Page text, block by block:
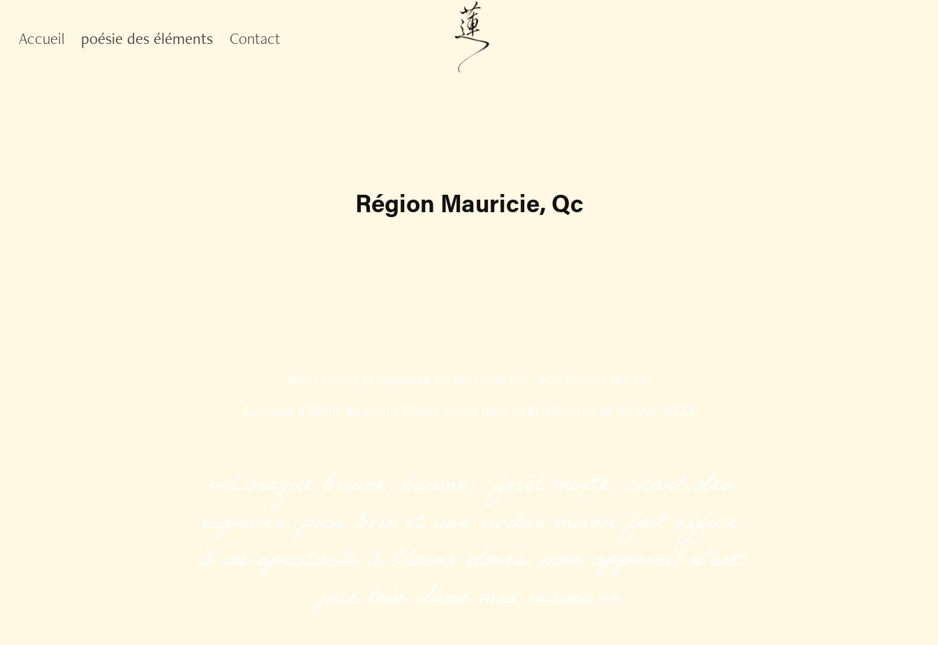
Accueil poésie des éléments Contact
Région Mauricie, Qc
Mes raisons principales de me lever tôt... voir l'heure dorée!
Capturé à 5h40 du matin 10min. avant mon petit déjeuner le 30 Mai 2023
«Lorsque brume, écume, forêt mixte, chant des
rapaces, pics bois et une rivière miroir fait office
à un spectacle à l'heure dorée. mon appareil n'est
pas loin dans mes mains.»